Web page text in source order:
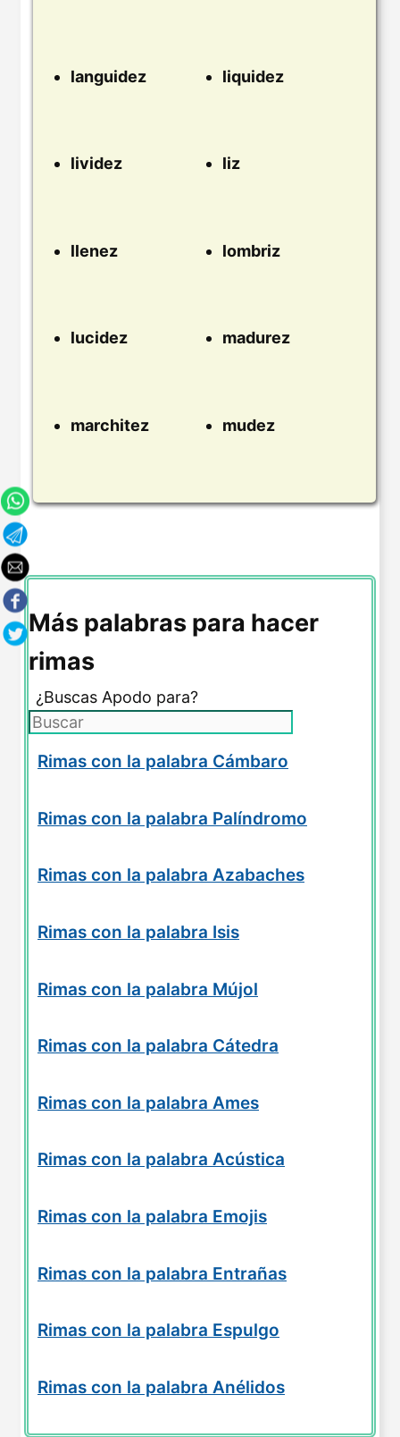
languidez liquidez
lividez liz
llenez lombriz
lucidez madurez
marchitez mudez
Más palabras para hacer
rimas
¿Buscas Apodo para?
Rimas con la palabra Cámbaro
Rimas con la palabra Palíndromo
Rimas con la palabra Azabaches
Rimas con la palabra Isis
Rimas con la palabra Mújol
Rimas con la palabra Cátedra
Rimas con la palabra Ames
Rimas con la palabra Acústica
Rimas con la palabra Emojis
Rimas con la palabra Entrañas
Rimas con la palabra Espulgo
Rimas con la palabra Anélidos